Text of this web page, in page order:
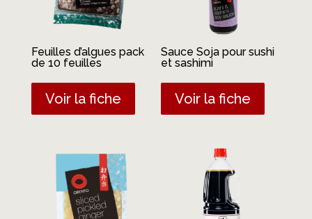
Feuilles d’algues pack
de 10 feuilles
Voir la fiche
Sauce Soja pour sushi
et sashimi
Voir la fiche